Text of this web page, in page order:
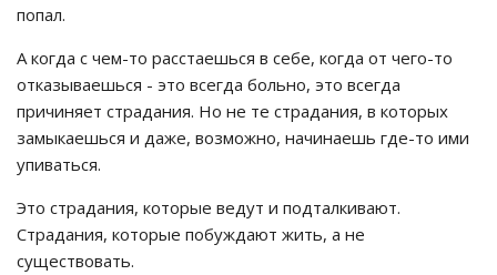
попал.
А когда с чем-то расстаешься в себе, когда от чего-то
отказываешься - это всегда больно, это всегда
причиняет страдания. Но не те страдания, в которых
замыкаешься и даже, возможно, начинаешь где-то ими
упиваться.
Это страдания, которые ведут и подталкивают.
Страдания, которые побуждают жить, а не
существовать.